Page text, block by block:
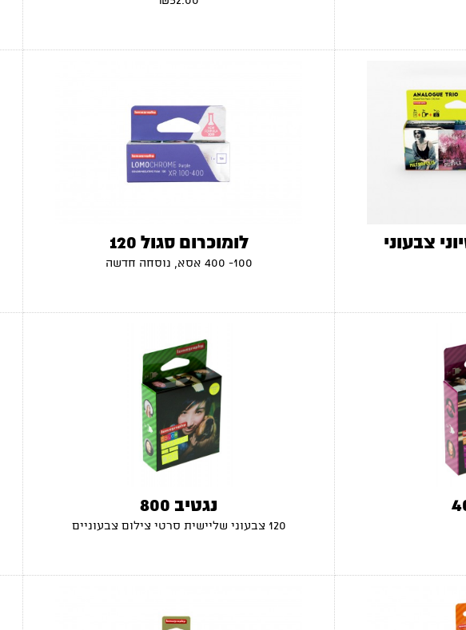
צבעוני לומוכרום סגול 120
100- 400 אסא, נוסחה חדשה
נגטיב 800
120 צבעוני שליישית סרטי צילום צבעוניים